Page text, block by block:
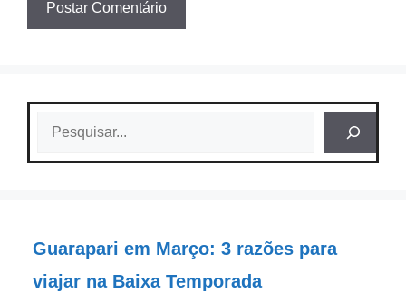
Guarapari em Março: 3 razões para
viajar na Baixa Temporada